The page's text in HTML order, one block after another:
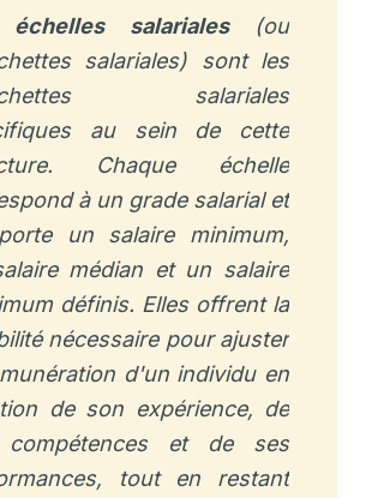
échelles salariales(ou
salariales) sont les
salariales
au sein de cette
Chaque échelle
à un grade salarial et
un salaire minimum,
médian et un salaire
définis. Elles offrent la
nécessaire pour ajuster
d'un individu en
de son expérience, de
et de ses
tout en restant